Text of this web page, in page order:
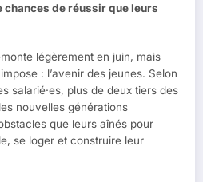
chances de réussir que leurs
légèrement en juin, mais
: l’avenir des jeunes. Selon
salarié·es, plus de deux tiers des
nouvelles générations
que leurs aînés pour
se loger et construire leur